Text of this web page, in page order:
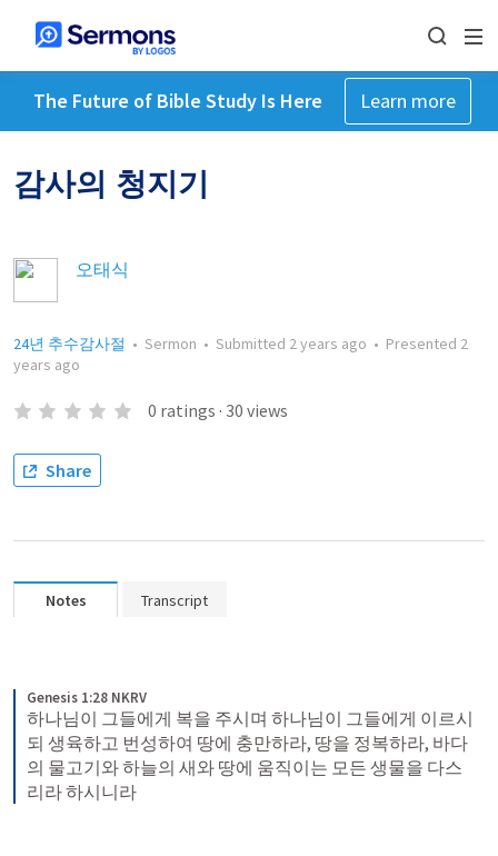
The Future of Bible Study Is Here Learn more
감사의 청지기
오태식
24년 추수감사절 • Sermon • Submitted 2 years ago • Presented 2
years ago
0 ratings · 30 views
Share
Notes Transcript
Genesis 1:28 NKRV
하나님이 그들에게 복을 주시며 하나님이 그들에게 이르시
되 생육하고 번성하여 땅에 충만하라, 땅을 정복하라, 바다
의 물고기와 하늘의 새와 땅에 움직이는 모든 생물을 다스
리라 하시니라